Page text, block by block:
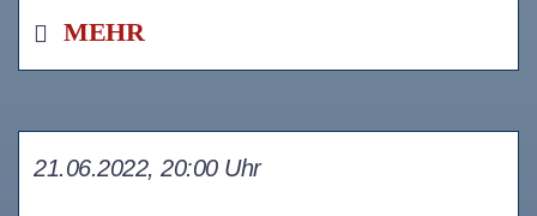
MEHR
21.06.2022, 20:00 Uhr